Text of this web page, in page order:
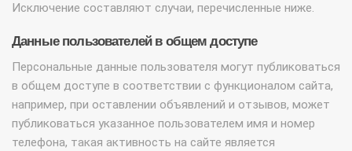
Исключение составляют случаи, перечисленные ниже.
Данные пользователей в общем доступе
Персональные данные пользователя могут публиковаться
в общем доступе в соответствии с функционалом сайта,
например, при оставлении объявлений и отзывов, может
публиковаться указанное пользователем имя и номер
телефона, такая активность на сайте является